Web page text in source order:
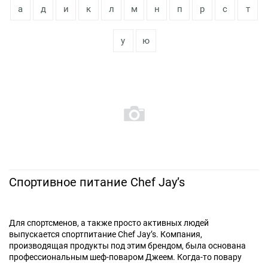
а д и к л м н п р с т
у ю
Спортивное питание Chef Jay’s
Для спортсменов, а также просто активных людей
выпускается спортпитание Chef Jay’s. Компания,
производящая продукты под этим брендом, была основана
профессиональным шеф-поваром Джеем. Когда-то повару